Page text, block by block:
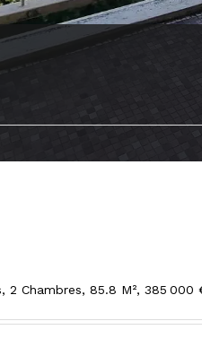
2 Chambres, 85.8 M², 385 000